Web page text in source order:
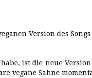
Version des
ist die neue
vegane Sahne